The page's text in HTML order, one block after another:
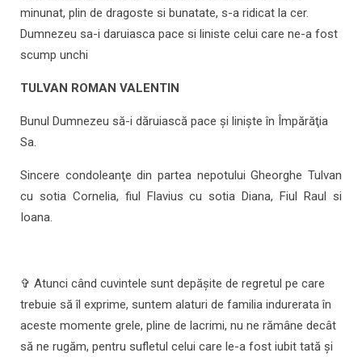
minunat, plin de dragoste si bunatate, s-a ridicat la cer.
Dumnezeu sa-i daruiasca pace si liniste celui care ne-a fost
scump unchi
TULVAN ROMAN VALENTIN
Bunul Dumnezeu să-i dăruiască pace şi linişte în Împărăţia
Sa.
Sincere condoleanţe din partea nepotului Gheorghe Tulvan
cu sotia Cornelia, fiul Flavius cu sotia Diana, Fiul Raul si
Ioana.
✞ Atunci când cuvintele sunt depășite de regretul pe care
trebuie să îl exprime, suntem alaturi de familia indurerata în
aceste momente grele, pline de lacrimi, nu ne rămâne decât
să ne rugăm, pentru sufletul celui care le-a fost iubit tată și